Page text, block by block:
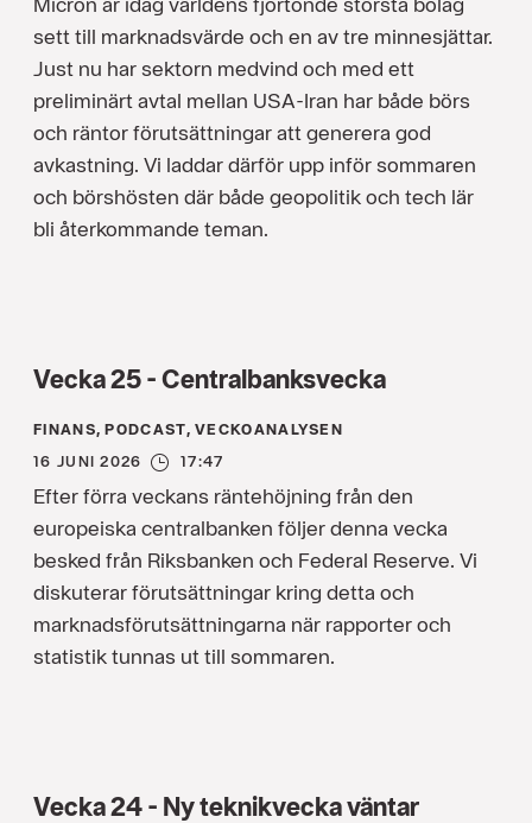
sett till marknadsvärde och en av tre minnesjättar.
Just nu har sektorn medvind och med ett
preliminärt avtal mellan USA-Iran har både börs
och räntor förutsättningar att generera god
avkastning. Vi laddar därför upp inför sommaren
och börshösten där både geopolitik och tech lär
bli återkommande teman.
Vecka 25 - Centralbanksvecka
FINANS, PODCAST, VECKOANALYSEN
16 JUNI 2026
17:47
Efter förra veckans räntehöjning från den
europeiska centralbanken följer denna vecka
besked från Riksbanken och Federal Reserve. Vi
diskuterar förutsättningar kring detta och
marknadsförutsättningarna när rapporter och
statistik tunnas ut till sommaren.
Vecka 24 - Ny teknikvecka väntar